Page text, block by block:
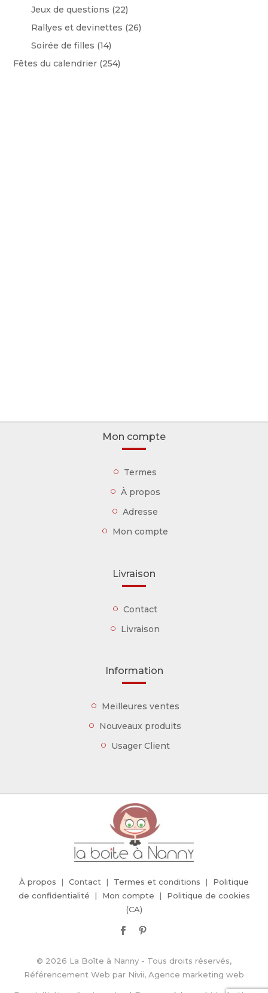
Jeux de questions (22)
Rallyes et devinettes (26)
Soirée de filles (14)
Fêtes du calendrier (254)
Mon compte
Termes
À propos
Adresse
Mon compte
Livraison
Contact
Livraison
Information
Meilleures ventes
Nouveaux produits
Usager Client
À propos Contact Termes et conditions
Politique
de confidentialité
Mon compte
Politique de cookies
(CA)
© 2026 La Boîte à Nanny - Tous droits réservés,
Référencement Web par Nivii, Agence marketing web